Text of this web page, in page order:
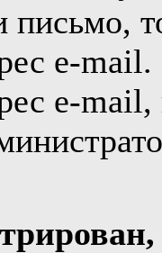
e-
e-